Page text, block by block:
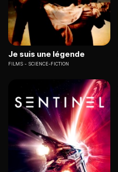
Je suis une légende
FILMS SCIENCE-FICTION